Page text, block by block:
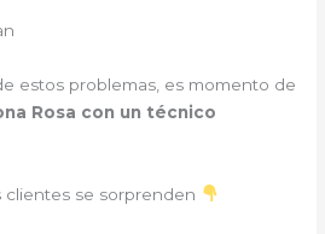
estos problemas, es momento de
Rosa con un técnico
se sorprenden